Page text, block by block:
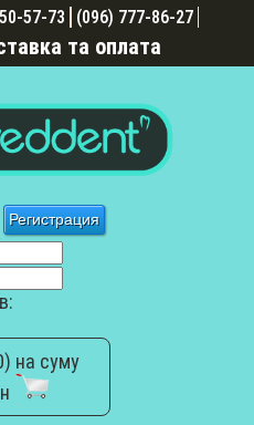
Регистрация
57-73 (096) 777-86-27
та оплата
на суму